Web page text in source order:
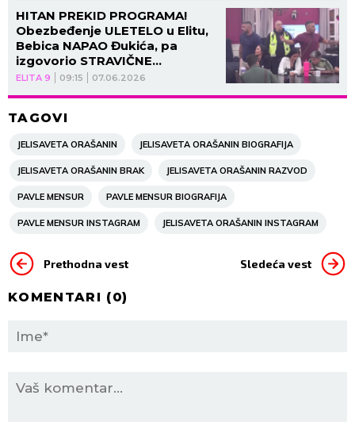
ELITA 9 09:15 07.06.2026
HITAN PREKID PROGRAMA!
Obezbeđenje ULETELO u Elitu,
Bebica NAPAO Đukića, pa
izgovorio STRAVIČNE
INFORMACIJE!
TAGOVI
JELISAVETA ORAŠANIN JELISAVETA ORAŠANIN BIOGRAFIJA
JELISAVETA ORAŠANIN BRAK JELISAVETA ORAŠANIN RAZVOD
PAVLE MENSUR PAVLE MENSUR BIOGRAFIJA
PAVLE MENSUR INSTAGRAM JELISAVETA ORAŠANIN INSTAGRAM
Prethodna vest Sledeća vest
KOMENTARI (0)